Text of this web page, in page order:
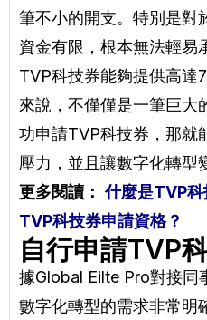
筆不小的開支。特別是對
資金有限，根本無法輕易
TVP科技券能夠提供高達
來說，不僅僅是一筆巨大
功申請TVP科技券，那就
壓力，並且讓數字化轉型
更多閱讀： 什麼是TVP
TVP科技券申請資格？
自行申請TVP
據Global Eilte Pro對接同
數字化轉型的需求非常明